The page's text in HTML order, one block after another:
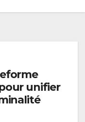
unifier